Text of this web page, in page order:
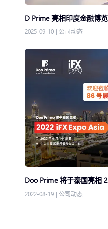
D Prime 亮相印度金融博
2025-09-10| 公司动态
Doo Prime 将于泰国亮相
2022-08-19| 公司动态